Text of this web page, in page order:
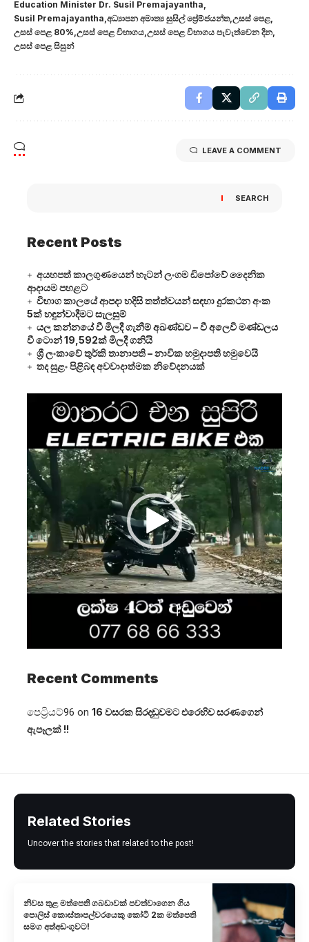
Education Minister Dr. Susil Premajayantha
Susil Premajayantha අධ්‍යාපන අමාත්‍ය සුසිල් ප්‍රේම්ජයන්ත උසස් පෙළ
උසස් පෙළ 80% උසස් පෙළ විභාගය උසස් පෙළ විභාගය පැවැත්වෙන දින
උසස් පෙළ සිසුන්
LEAVE A COMMENT
SEARCH
Recent Posts
අයහපත් කාලගුණයෙන් හැටන් ලංගම ඩිපෝවේ දෛනික
ආදායම පහළට
විභාග කාලයේ ආපදා හදිසි තත්ත්වයන් සඳහා දුරකථන අංක
5ක් හඳුන්වාදීමට සැලසුම්
යල කන්නයේ වී මිලදී ගැනීම් අඛණ්ඩව – වී අලෙවි මණ්ඩලය
වී ටොන් 19,592ක් මිලදී ගනියි
ශ්‍රී ලංකාවේ තුර්කි තානාපති – නාවික හමුදාපති හමුවෙයි
තද සුළං පිළිබඳ අවවාදාත්මක නිවේදනයක්
Player
Recent Comments
පෙට්‍රියට්96 on 16 වසරක සිරදඬුවමට එරෙහිව සරණගෙන්
ඇපෑලක් !!
Related Stories
Uncover the stories that related to the post!
නිවස තුළ මත්පෙති ගබඩාවක් පවත්වාගෙන ගිය
පොලිස් කොස්තාපල්වරයෙකු කෝටි 2ක මත්පෙති
සමග අත්අඩංගුවට!